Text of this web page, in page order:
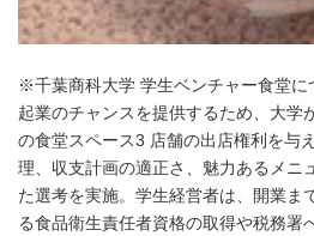
※千葉商科大学 学生ベンチャー食堂に
起業のチャンスを提供するため、大学
の食堂スペース3 店舗の出店権利を与
理、収支計画の適正さ、魅力あるメニ
た選考を実施。学生経営者は、開業ま
る食品衛生責任者資格の取得や税務署